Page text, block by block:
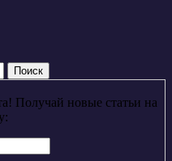
Получай новые статьи на